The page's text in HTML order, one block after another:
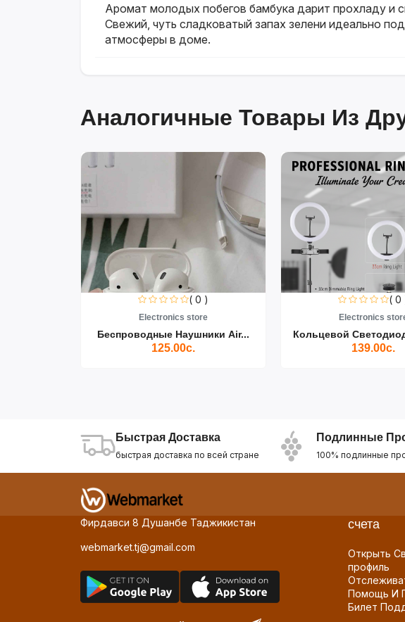
Аромат молодых побегов бамбука дарит прохладу
Свежий, чуть сладковатый запах зелени идеально
атмосферы в доме.
Аналогичные Товары Из
( 0 )
Electronics store
Беспроводные Наушники Air...
125.00с.
( 0
Electronics
Кольцевой
139.00с.
Быстрая Доставка
быстрая доставка по всей стране
Подлинные
100% подлинные
Фирдавси 8 Душанбе Таджикистан
webmarket.tj@gmail.com
счета
Открыть
профиль
Помощь И
Билет